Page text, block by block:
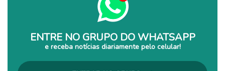
ENTRE NO GRUPO DO WHATSAPP
e receba notícias diariamente pelo celular!